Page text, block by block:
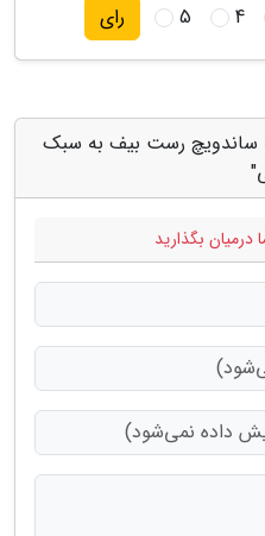
4
5 رای
ساندویچ رست بیف به سبک
درمیان بگذارید